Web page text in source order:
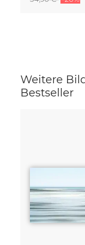
Weitere
Bestseller